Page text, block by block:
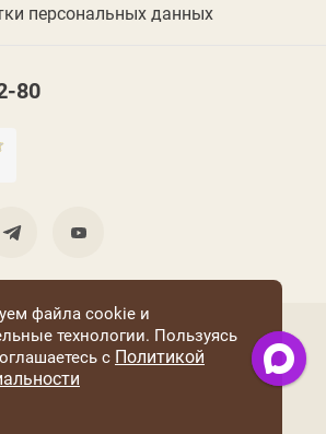
персональных данных
80
«Конфаэль»
сайта: «Четвертый Рим»
файла cookie и
технологии. Пользуясь
с Политикой